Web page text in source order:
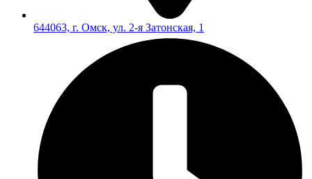
644063, г. Омск, ул. 2-я Затонская, 1